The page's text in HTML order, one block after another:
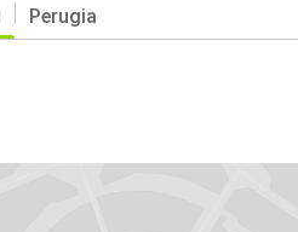
Perugia